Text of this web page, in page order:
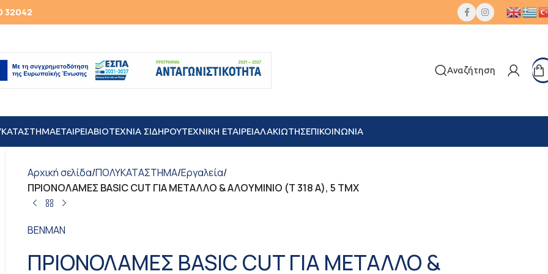
32042
Αναζήτηση
ΕΤΑΙΡΕΙΑΒΙΟΤΕΧΝΙΑ ΣΙΔΗΡΟΥTEXNIKH ΕΤΑΙΡΕΙΑΛΑΚΙΩΤΗΣΕΠΙΚΟΙΝΩΝΙΑ
Αρχική σελίδα/ΠΟΛΥΚΑΤΑΣΤΗΜΑ/Εργαλεία/
ΠΡΙΟΝΟΛΑΜΕΣ BASIC CUT ΓΙΑ ΜΕΤΑΛΛΟ & ΑΛΟΥΜΙΝΙΟ (T 318 A), 5 ΤMX
BENMAN
ΠΡΙΟΝΟΛΑΜΕΣ BASIC CUT ΓΙΑ ΜΕΤΑΛΛΟ &